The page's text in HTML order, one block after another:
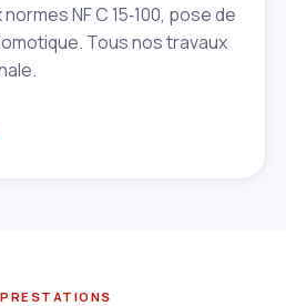
NF C 15‑100, pose de
Tous nos travaux